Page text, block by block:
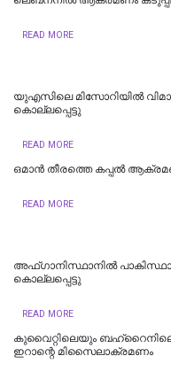
READ MORE
യുഎസിലെ മിസോറിയില്‍
കൊല്ലപ്പെട്ടു
READ MORE
ഒമാന്‍ തീരത്തെ കപ്പല്‍
READ MORE
അഫ്ഗാനിസ്ഥാനിൽ
കൊല്ലപ്പെട്ടു
READ MORE
കുവൈറ്റിലെയും
ഇറാന്റെ മിസൈലാക്രമണം